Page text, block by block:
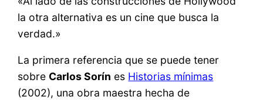
la otra alternativa es un cine que busca la
verdad.»
La primera referencia que se puede tener
sobre Carlos Sorín es Historias mínimas
(2002), una obra maestra hecha de